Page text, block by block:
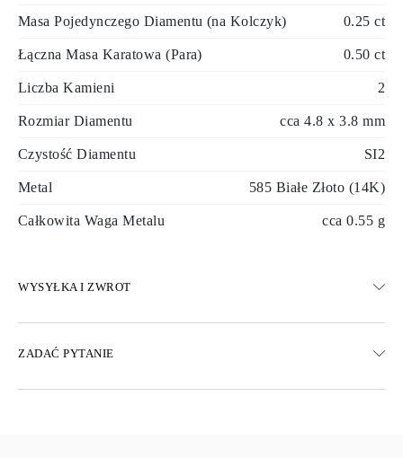
Masa Pojedynczego Diamentu (na Kolczyk) 0.25 ct
Łączna Masa Karatowa (Para) 0.50 ct
Liczba Kamieni 2
Rozmiar Diamentu cca 4.8 x 3.8 mm
Czystość Diamentu SI2
Metal 585 Białe Złoto (14K)
Całkowita Waga Metalu cca 0.55 g
WYSYŁKA I ZWROT
Dostępne są również opcje dostawy ekspresowej
ZADAĆ PYTANIE